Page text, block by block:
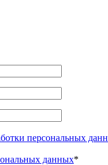
персональных
данных*